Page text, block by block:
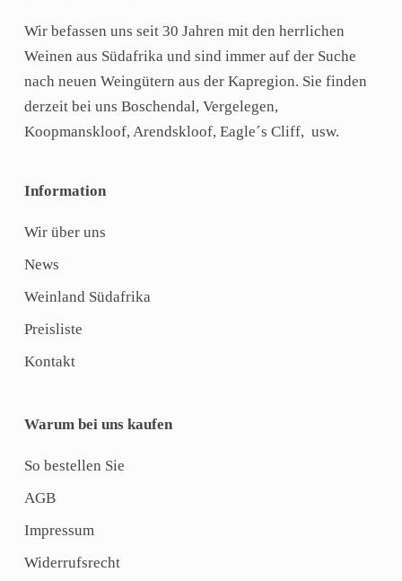
Wir befassen uns seit 30 Jahren mit den herrlichen
Weinen aus Südafrika und sind immer auf der Suche
nach neuen Weingütern aus der Kapregion. Sie finden
derzeit bei uns Boschendal, Vergelegen,
Koopmanskloof, Arendskloof, Eagle´s Cliff, usw.
Information
Wir über uns
News
Weinland Südafrika
Preisliste
Kontakt
Warum bei uns kaufen
So bestellen Sie
AGB
Impressum
Widerrufsrecht